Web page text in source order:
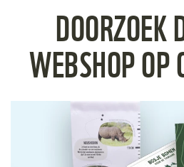
DOORZOEK
WEBSHOP OP